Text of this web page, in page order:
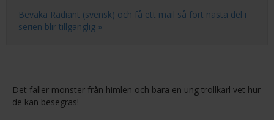
Bevaka Radiant (svensk) och få ett mail så fort nästa del i
serien blir tillgänglig »
Det faller monster från himlen och bara en ung trollkarl vet hur
de kan besegras!